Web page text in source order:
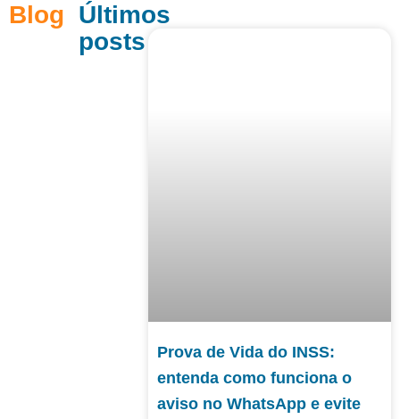
Blog Últimos
posts
Prova de Vida do INSS:
entenda como funciona o
aviso no WhatsApp e evite